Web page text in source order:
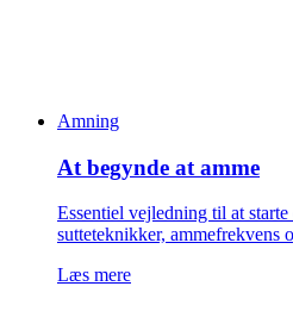
Amning
At begynde at amme
Essentiel vejledning til at
sutteteknikker, ammefrekvens
Læs mere